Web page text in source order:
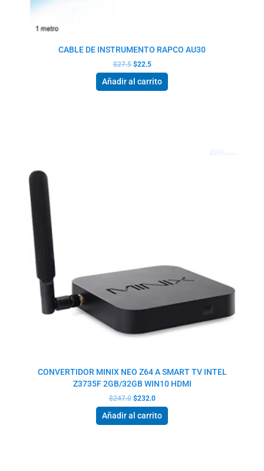
CABLE DE INSTRUMENTO RAPCO AU30
$27.5 $22.5
Añadir al carrito
CONVERTIDOR MINIX NEO Z64 A SMART TV INTEL
Z3735F 2GB/32GB WIN10 HDMI
$247.0 $232.0
Añadir al carrito